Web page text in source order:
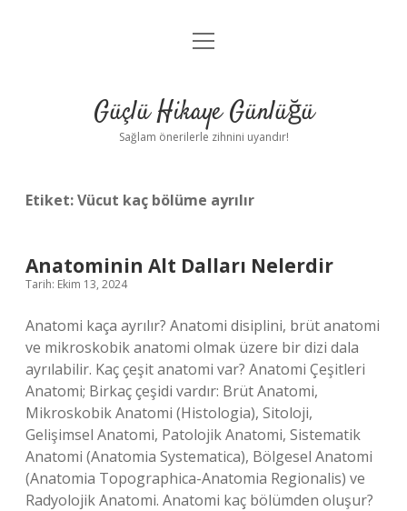
Anasayfa
Yasal Uyarı
menüyü
Güçlü Hikaye Günlüğü
Sağlam önerilerle zihnini uyandır!
Etiket:Vücut kaç bölüme ayrılır
Anatominin Alt Dalları Nelerdir
Tarih: Ekim 13, 2024
Anatomi kaça ayrılır? Anatomi disiplini, brüt anatomi
ve mikroskobik anatomi olmak üzere bir dizi dala
ayrılabilir. Kaç çeşit anatomi var? Anatomi Çeşitleri
Anatomi; Birkaç çeşidi vardır: Brüt Anatomi,
Mikroskobik Anatomi (Histologia), Sitoloji,
Gelişimsel Anatomi, Patolojik Anatomi, Sistematik
Anatomi (Anatomia Systematica), Bölgesel Anatomi
(Anatomia Topographica-Anatomia Regionalis) ve
Radyolojik Anatomi. Anatomi kaç bölümden oluşur?